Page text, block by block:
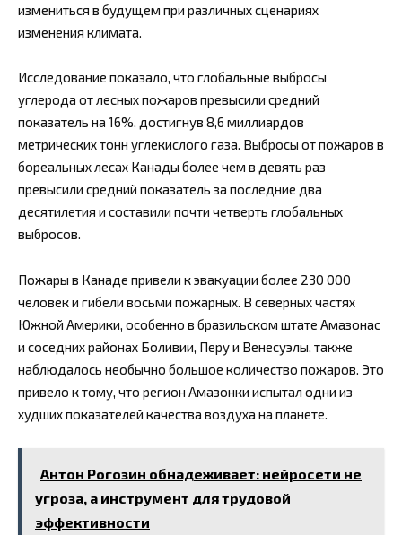
измениться в будущем при различных сценариях
изменения климата.
Исследование показало, что глобальные выбросы
углерода от лесных пожаров превысили средний
показатель на 16%, достигнув 8,6 миллиардов
метрических тонн углекислого газа. Выбросы от пожаров в
бореальных лесах Канады более чем в девять раз
превысили средний показатель за последние два
десятилетия и составили почти четверть глобальных
выбросов.
Пожары в Канаде привели к эвакуации более 230 000
человек и гибели восьми пожарных. В северных частях
Южной Америки, особенно в бразильском штате Амазонас
и соседних районах Боливии, Перу и Венесуэлы, также
наблюдалось необычно большое количество пожаров. Это
привело к тому, что регион Амазонки испытал одни из
худших показателей качества воздуха на планете.
Антон Рогозин обнадеживает: нейросети не
угроза, а инструмент для трудовой
эффективности